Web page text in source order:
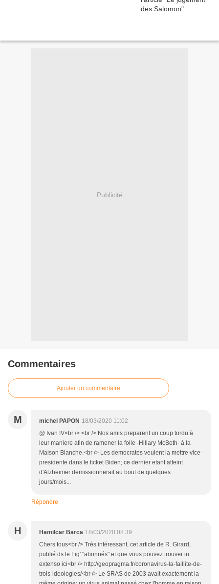
Publicité
Commentaires
Ajouter un commentaire
M michel PAPON 18/03/2020 11:02
@ Ivan IV<br /> <br /> Nos amis preparent un coup tordu à
leur maniere afin de ramener la folle -Hillary McBeth- à la
Maison Blanche.<br /> Les democrates veulent la mettre vice-
presidente dans le ticket Biden; ce dernier etant atteint
d'Alzheimer demissionnerait au bout de quelques
jours/mois...
Répondre
H Hamilcar Barca 18/03/2020 08:39
Chers tous<br /> Très intéressant, cet article de R. Girard,
publié ds le Fig' "abonnés" et que vous pouvez trouver in
extenso ici<br /> http://geopragma.fr/coronavirus-la-faillite-de-
trois-ideologies/<br /> Le SRAS de 2003 avait exactement la